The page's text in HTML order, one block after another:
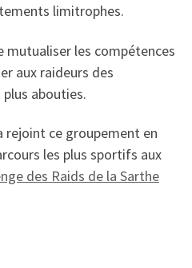
limitrophes.
mutualiser les compétences
aux raideurs des
abouties.
rejoint ce groupement en
les plus sportifs aux
des Raids de la Sarthe